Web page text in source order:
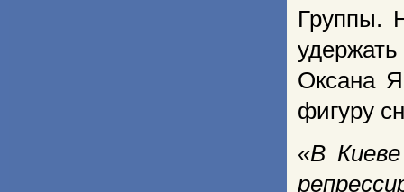
Группы.
Оксана
фигуру
«В